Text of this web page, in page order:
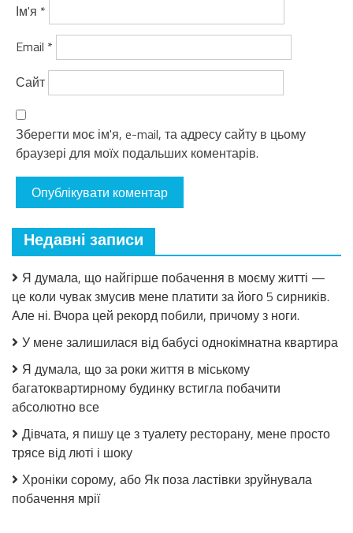
Ім'я *
Email *
Сайт
Зберегти моє ім'я, e-mail, та адресу сайту в цьому
браузері для моїх подальших коментарів.
Недавні записи
Я думала, що найгірше побачення в моєму житті —
це коли чувак змусив мене платити за його 5 сирників.
Але ні. Вчора цей рекорд побили, причому з ноги.
У мене залишилася від бабусі однокімнатна квартира
Я думала, що за роки життя в міському
багатоквартирному будинку встигла побачити
абсолютно все
Дівчата, я пишу це з туалету ресторану, мене просто
трясе від люті і шоку
Хроніки сорому, або Як поза ластівки зруйнувала
побачення мрії